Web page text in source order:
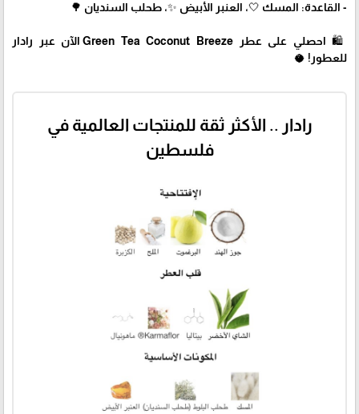
- القاعدة: المسك 🤍، العنبر الأبيض ✨، طحلب السنديان 🌳
🛍 احصلي على عطر Green Tea Coconut Breeze الآن عبر رادار
للعطور! 🥥
رادار .. الأكثر ثقة للمنتجات العالمية في
فلسطين